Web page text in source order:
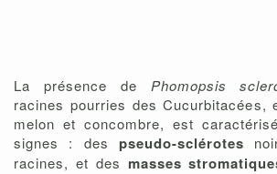
La présence de Phomopsis
racines pourries des Cucurbitacées,
melon et concombre, est
signes : des pseudo-sclérotes
racines, et des masses